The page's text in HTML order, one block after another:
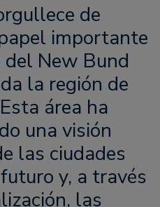
de
importante
New Bund
la región de
área ha
una visión
las ciudades
y, a través
las